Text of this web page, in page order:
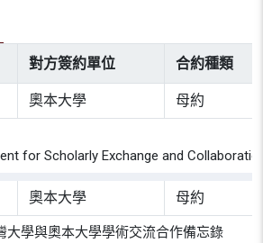
對方簽約單位 合約種類
奧本大學 母約
for Scholarly Exchange and
奧本大學 母約
大學與奧本大學學術交流合作備忘錄